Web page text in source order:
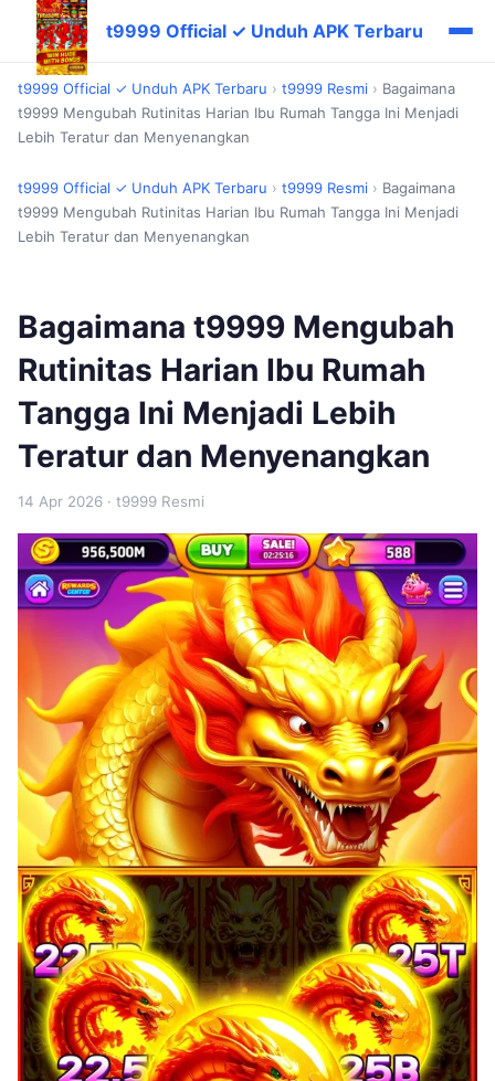
t9999 Official ✓ Unduh APK Terbaru
t9999 Official ✓ Unduh APK Terbaru › t9999 Resmi › Bagaimana
t9999 Mengubah Rutinitas Harian Ibu Rumah Tangga Ini Menjadi
Lebih Teratur dan Menyenangkan
t9999 Official ✓ Unduh APK Terbaru › t9999 Resmi › Bagaimana
t9999 Mengubah Rutinitas Harian Ibu Rumah Tangga Ini Menjadi
Lebih Teratur dan Menyenangkan
Bagaimana t9999 Mengubah
Rutinitas Harian Ibu Rumah
Tangga Ini Menjadi Lebih
Teratur dan Menyenangkan
14 Apr 2026 · t9999 Resmi